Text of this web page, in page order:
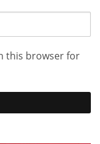
this browser for